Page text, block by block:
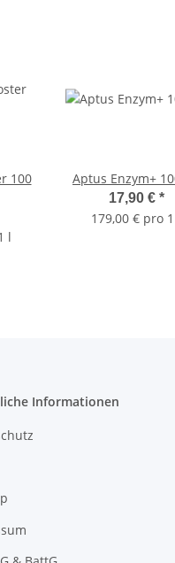
100
l
Aptus Enzym+
17,90 € *
179,00 € pro
Informationen